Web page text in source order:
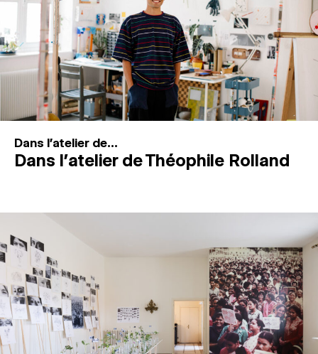
Recherche
Connexion
↓
Dans l'atelier de...
Dans l’atelier de Théophile Rolland